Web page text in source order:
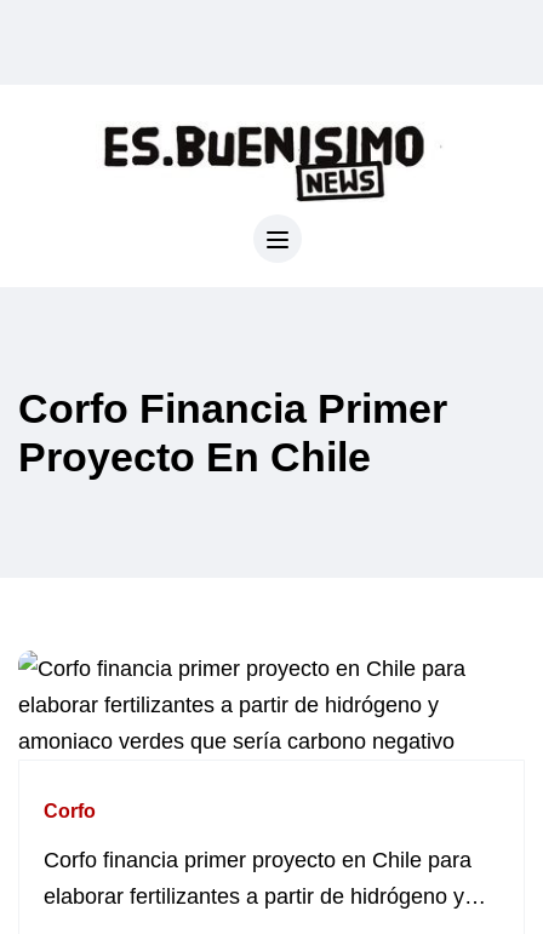
Corfo Financia Primer
Proyecto En Chile
Corfo
Corfo financia primer proyecto en Chile para
elaborar fertilizantes a partir de hidrógeno y